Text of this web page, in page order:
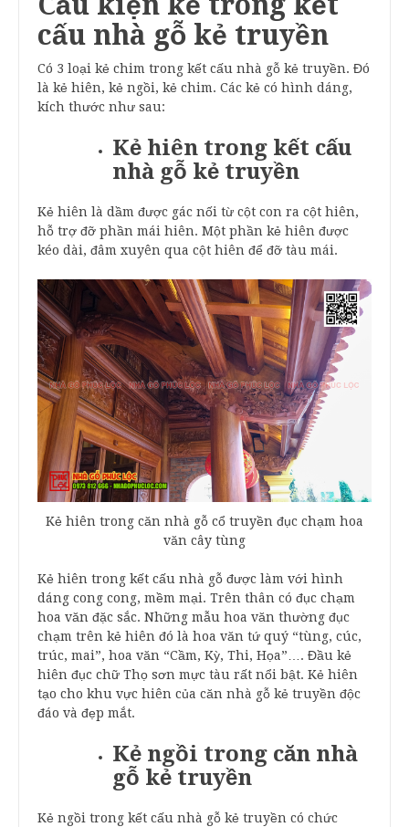
cấu nhà gỗ kẻ truyền
Có 3 loại kẻ chim trong kết cấu nhà gỗ kẻ truyền. Đó
là kẻ hiên, kẻ ngồi, kẻ chim. Các kẻ có hình dáng,
kích thước như sau:
Kẻ hiên trong kết cấu
nhà gỗ kẻ truyền
Kẻ hiên là dầm được gác nối từ cột con ra cột hiên,
hỗ trợ đỡ phần mái hiên. Một phần kẻ hiên được
kéo dài, đâm xuyên qua cột hiên để đỡ tàu mái.
Kẻ hiên trong căn nhà gỗ cổ truyền đục chạm hoa
văn cây tùng
Kẻ hiên trong kết cấu nhà gỗ được làm với hình
dáng cong cong, mềm mại. Trên thân có đục chạm
hoa văn đặc sắc. Những mẫu hoa văn thường đục
chạm trên kẻ hiên đó là hoa văn tứ quý “tùng, cúc,
trúc, mai”, hoa văn “Cầm, Kỳ, Thi, Họa”…. Đầu kẻ
hiên đục chữ Thọ sơn mực tàu rất nổi bật. Kẻ hiên
tạo cho khu vực hiên của căn nhà gỗ kẻ truyền độc
đáo và đẹp mắt.
Kẻ ngồi trong căn nhà
gỗ kẻ truyền
Kẻ ngồi trong kết cấu nhà gỗ kẻ truyền có chức